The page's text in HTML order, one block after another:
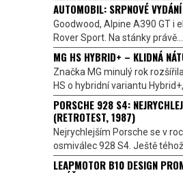
AUTOMOBIL: SRPNOVÉ
Goodwood, Alpine A390 GT i
Rover Sport. Na stánky právě...
MG HS HYBRID+ – KLIDNÁ
Značka MG minulý rok
HS o hybridní variantu
PORSCHE 928 S4:
(RETROTEST, 1987)
Nejrychlejším Porsche se v
osmiválec 928 S4. Ještě téhož
LEAPMOTOR B10 DESIGN